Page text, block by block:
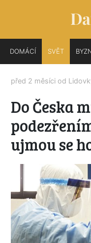
DOMÁCÍ SVĚT
před 2 měsíci od
Do Česka
ujmou se